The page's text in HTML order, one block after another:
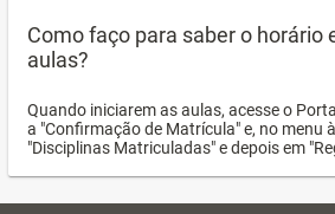
Como faço para saber o horário
aulas?
Quando iniciarem as aulas, acesse o
a "Confirmação de Matrícula" e, no menu
"Disciplinas Matriculadas" e depois em